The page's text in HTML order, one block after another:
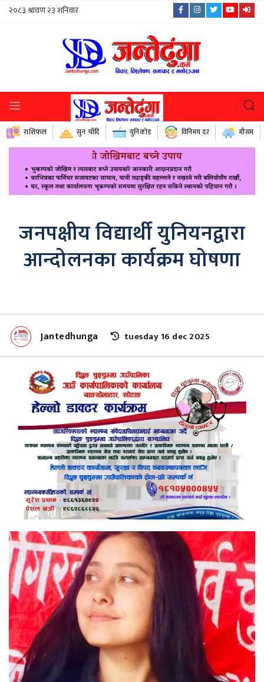
राशिफल सुन चाँदि युनिकोड विनिमय दर मौसम
जनपक्षीय विद्यार्थी युनियनद्वारा
आन्दोलनका कार्यक्रम घोषणा
Jantedhunga tuesday 16 dec 2025